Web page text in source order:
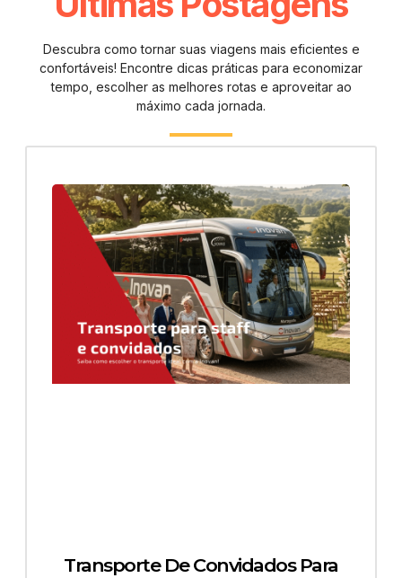
Descubra como tornar suas viagens mais eficientes e
confortáveis! Encontre dicas práticas para economizar
tempo, escolher as melhores rotas e aproveitar ao
máximo cada jornada.
Transporte De Convidados Para